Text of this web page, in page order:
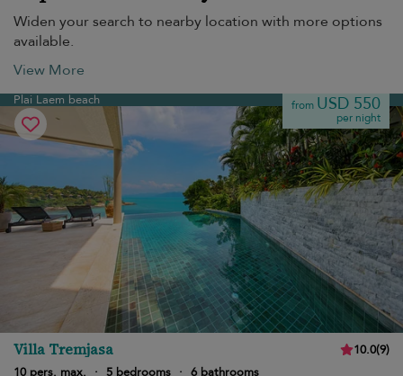
Widen your search to nearby location with more options
available.
View More
Plai Laem beach from USD 550
per night
Villa Tremjasa 10.0(9)
10 pers. max.
· 5 bedrooms · 6 bathrooms